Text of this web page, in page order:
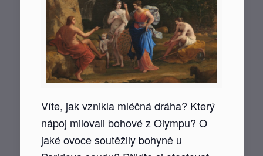
Víte, jak vznikla mléčná dráha? Který
nápoj milovali bohové z Olympu? O
jaké ovoce soutěžily bohyně u